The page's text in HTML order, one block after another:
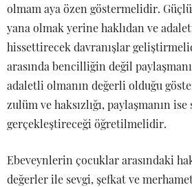
olmam aya özen göstermelidir.
yana olmak yerine haklıdan ve
hissettirecek davranışlar
arasında bencilliğin değil
adaletli olmanın değerli olduğu
zulüm ve haksızlığı, paylaşmanın
gerçekleştireceği öğretilmelidir.
Ebeveynlerin çocuklar arasındaki
değerler ile sevgi, şefkat ve